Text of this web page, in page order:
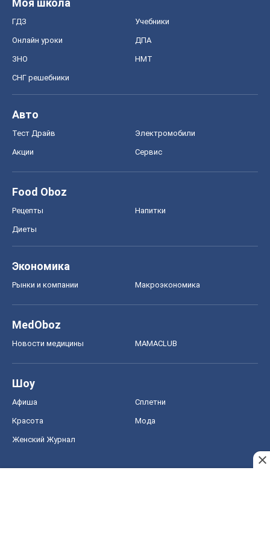
Моя школа
ГДЗ Учебники
Онлайн уроки ДПА
ЗНО НМТ
СНГ решебники
Авто
Тест Драйв Электромобили
Акции Сервис
Food Oboz
Рецепты Напитки
Диеты
Экономика
Рынки и компании Mакроэкономика
MedOboz
Новости медицины MAMACLUB
Шоу
Афиша Сплетни
Красота Мода
Женский Журнал